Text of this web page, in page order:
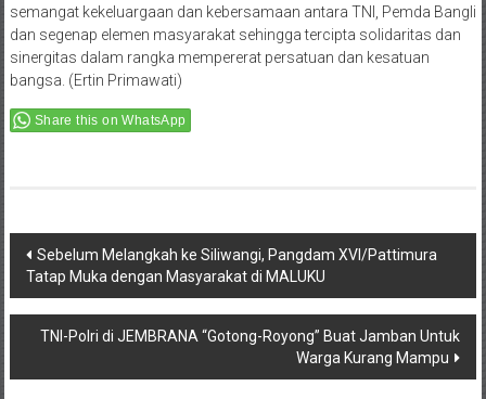
semangat kekeluargaan dan kebersamaan antara TNI, Pemda Bangli
dan segenap elemen masyarakat sehingga tercipta solidaritas dan
sinergitas dalam rangka mempererat persatuan dan kesatuan
bangsa. (Ertin Primawati)
Share this on WhatsApp
Post
navigation
Sebelum Melangkah ke Siliwangi, Pangdam XVI/Pattimura
Tatap Muka dengan Masyarakat di MALUKU
TNI-Polri di JEMBRANA “Gotong-Royong” Buat Jamban Untuk
Warga Kurang Mampu